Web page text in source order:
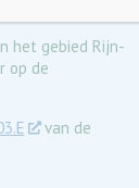
het gebied Rijn-
op de
van de